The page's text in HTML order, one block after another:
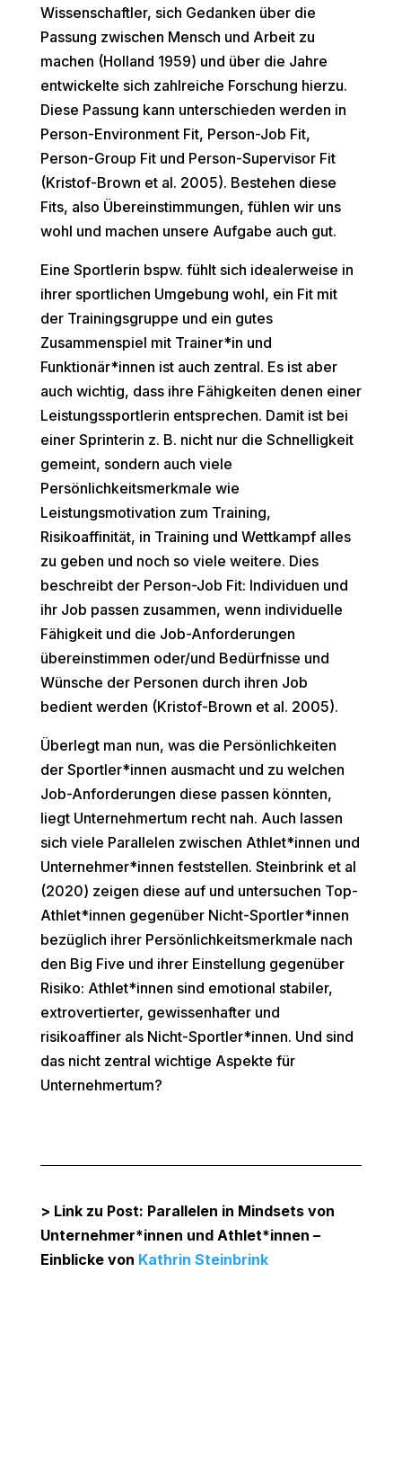
Wissenschaftler, sich Gedanken über die
Passung zwischen Mensch und Arbeit zu
machen (Holland 1959) und über die Jahre
entwickelte sich zahlreiche Forschung hierzu.
Diese Passung kann unterschieden werden in
Person-Environment Fit, Person-Job Fit,
Person-Group Fit und Person-Supervisor Fit
(Kristof-Brown et al. 2005). Bestehen diese
Fits, also Übereinstimmungen, fühlen wir uns
wohl und machen unsere Aufgabe auch gut.
Eine Sportlerin bspw. fühlt sich idealerweise in
ihrer sportlichen Umgebung wohl, ein Fit mit
der Trainingsgruppe und ein gutes
Zusammenspiel mit Trainer*in und
Funktionär*innen ist auch zentral. Es ist aber
auch wichtig, dass ihre Fähigkeiten denen einer
Leistungssportlerin entsprechen. Damit ist bei
einer Sprinterin z. B. nicht nur die Schnelligkeit
gemeint, sondern auch viele
Persönlichkeitsmerkmale wie
Leistungsmotivation zum Training,
Risikoaffinität, in Training und Wettkampf alles
zu geben und noch so viele weitere. Dies
beschreibt der Person-Job Fit: Individuen und
ihr Job passen zusammen, wenn individuelle
Fähigkeit und die Job-Anforderungen
übereinstimmen oder/und Bedürfnisse und
Wünsche der Personen durch ihren Job
bedient werden (Kristof-Brown et al. 2005).
Überlegt man nun, was die Persönlichkeiten
der Sportler*innen ausmacht und zu welchen
Job-Anforderungen diese passen könnten,
liegt Unternehmertum recht nah. Auch lassen
sich viele Parallelen zwischen Athlet*innen und
Unternehmer*innen feststellen. Steinbrink et al
(2020) zeigen diese auf und untersuchen Top-
Athlet*innen gegenüber Nicht-Sportler*innen
bezüglich ihrer Persönlichkeitsmerkmale nach
den Big Five und ihrer Einstellung gegenüber
Risiko: Athlet*innen sind emotional stabiler,
extrovertierter, gewissenhafter und
risikoaffiner als Nicht-Sportler*innen. Und sind
das nicht zentral wichtige Aspekte für
Unternehmertum?
> Link zu Post: Parallelen in Mindsets von
Unternehmer*innen und Athlet*innen –
Einblicke von Kathrin Steinbrink